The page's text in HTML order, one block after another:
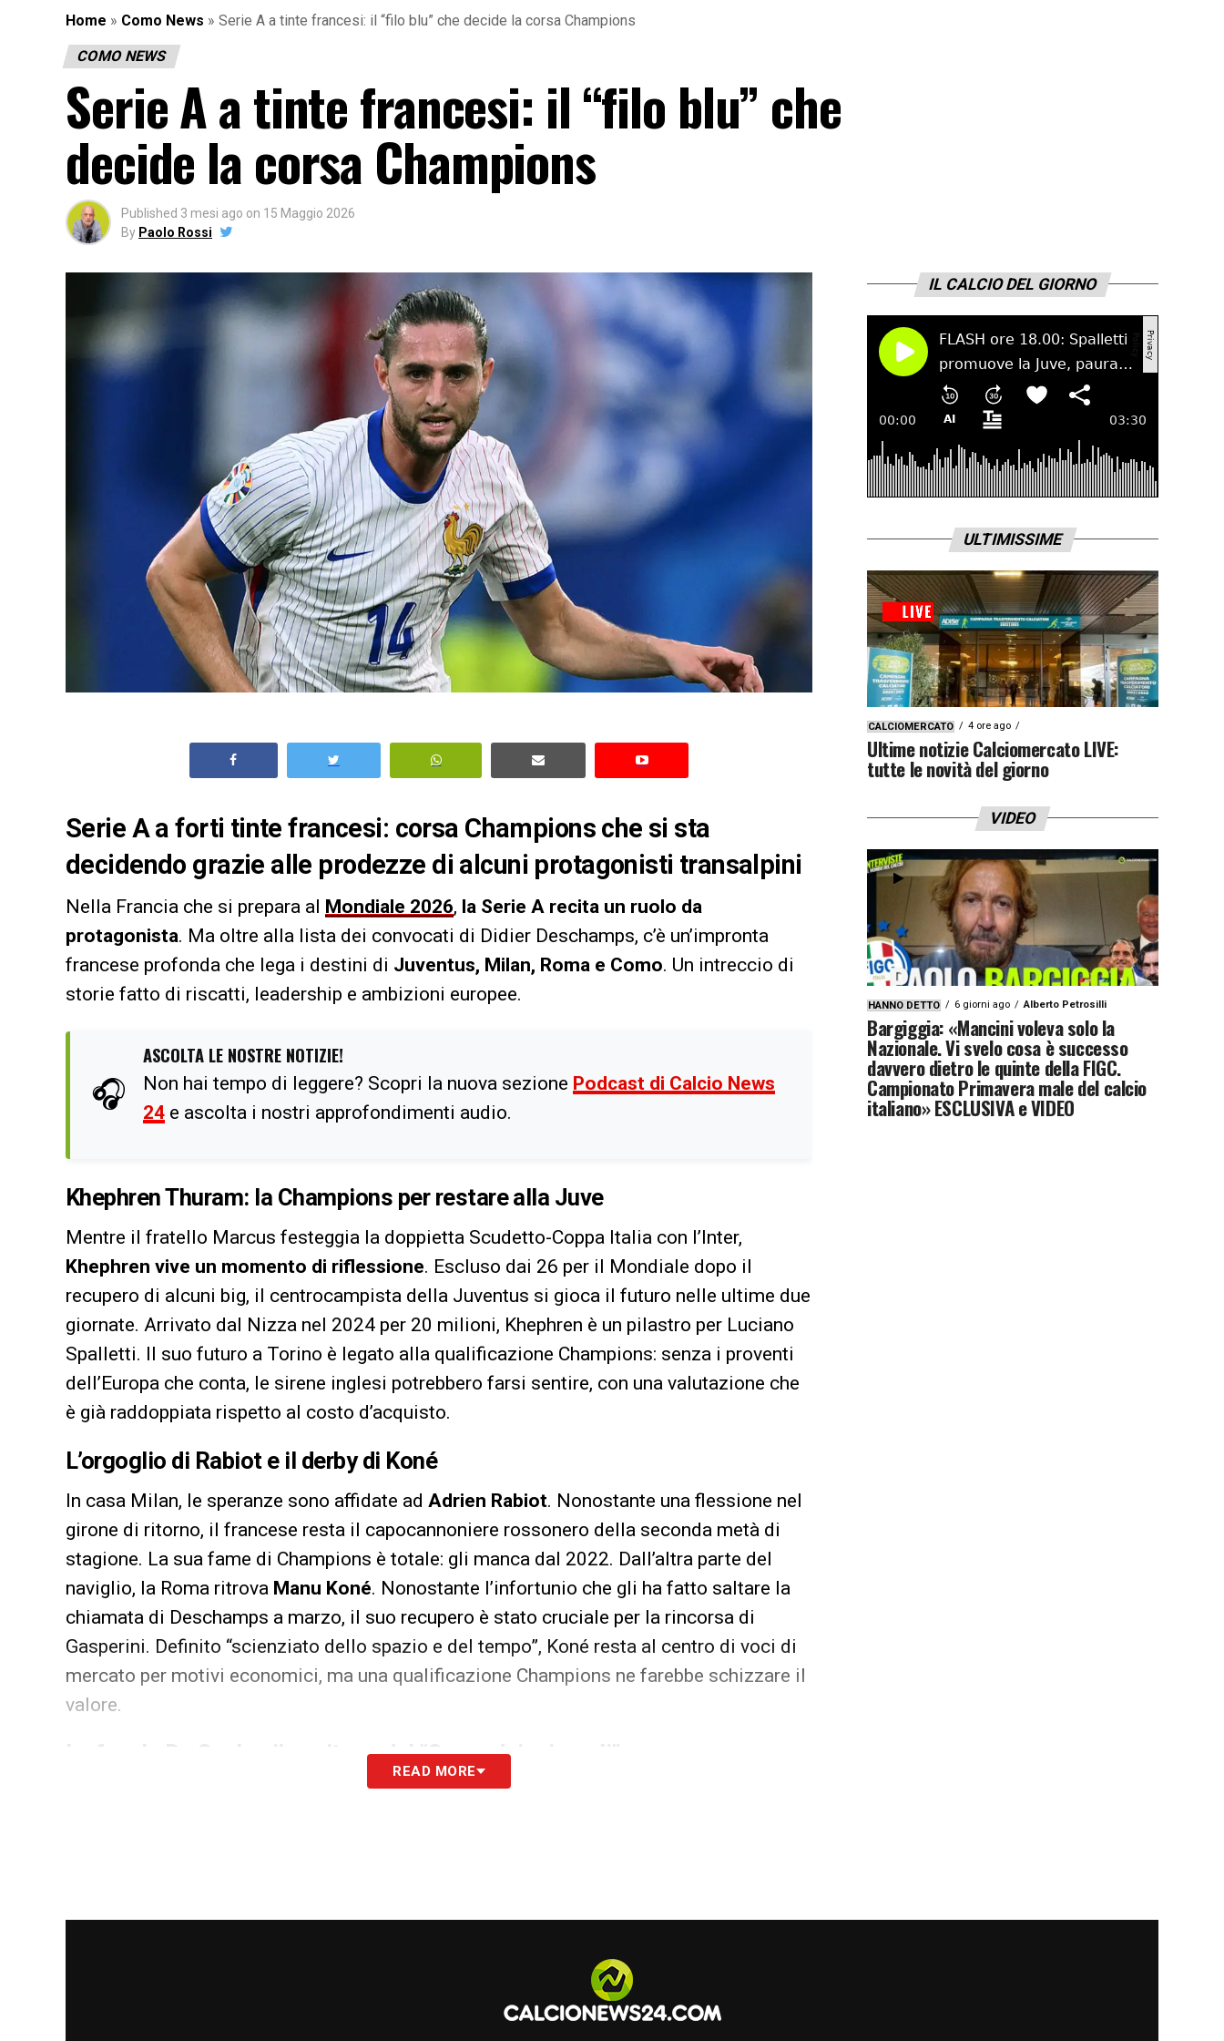
Home » Como News » Serie A a tinte francesi: il “filo blu” che decide la corsa Champions
COMO NEWS
Serie A a tinte francesi: il “filo blu” che
decide la corsa Champions
Published 3 mesi ago on 15 Maggio 2026
By Paolo Rossi
Serie A a forti tinte francesi: corsa Champions che si sta
decidendo grazie alle prodezze di alcuni protagonisti transalpini
Nella Francia che si prepara al Mondiale 2026, la Serie A recita un ruolo da
protagonista. Ma oltre alla lista dei convocati di Didier Deschamps, c’è un’impronta
francese profonda che lega i destini di Juventus, Milan, Roma e Como. Un intreccio di
storie fatto di riscatti, leadership e ambizioni europee.
🎧
ASCOLTA LE NOSTRE NOTIZIE!
Non hai tempo di leggere? Scopri la nuova sezione Podcast di Calcio News
24 e ascolta i nostri approfondimenti audio.
Khephren Thuram: la Champions per restare alla Juve
Mentre il fratello Marcus festeggia la doppietta Scudetto-Coppa Italia con l’Inter,
Khephren vive un momento di riflessione. Escluso dai 26 per il Mondiale dopo il
recupero di alcuni big, il centrocampista della Juventus si gioca il futuro nelle ultime due
giornate. Arrivato dal Nizza nel 2024 per 20 milioni, Khephren è un pilastro per Luciano
Spalletti. Il suo futuro a Torino è legato alla qualificazione Champions: senza i proventi
dell’Europa che conta, le sirene inglesi potrebbero farsi sentire, con una valutazione che
è già raddoppiata rispetto al costo d’acquisto.
L’orgoglio di Rabiot e il derby di Koné
In casa Milan, le speranze sono affidate ad Adrien Rabiot. Nonostante una flessione nel
girone di ritorno, il francese resta il capocannoniere rossonero della seconda metà di
stagione. La sua fame di Champions è totale: gli manca dal 2022. Dall’altra parte del
naviglio, la Roma ritrova Manu Koné. Nonostante l’infortunio che gli ha fatto saltare la
chiamata di Deschamps a marzo, il suo recupero è stato cruciale per la rincorsa di
Gasperini. Definito “scienziato dello spazio e del tempo”, Koné resta al centro di voci di
mercato per motivi economici, ma una qualificazione Champions ne farebbe schizzare il
valore.
La favola Da Cunha: il capitano del “Como dei miracoli”
La sorpresa più bella arriva dal lago.Lucas Da Cunha
sua crescita direttamente sul palcoscenico dell’Europa League o, chissà, della
READ MORE
IL CALCIO DEL GIORNO
ULTIMISSIME
CALCIOMERCATO 4 ore ago
Ultime notizie Calciomercato LIVE:
tutte le novità del giorno
VIDEO
HANNO DETTO 6 giorni ago Alberto Petrosilli
Bargiggia: «Mancini voleva solo la
Nazionale. Vi svelo cosa è successo
davvero dietro le quinte della FIGC.
Campionato Primavera male del calcio
italiano» ESCLUSIVA e VIDEO